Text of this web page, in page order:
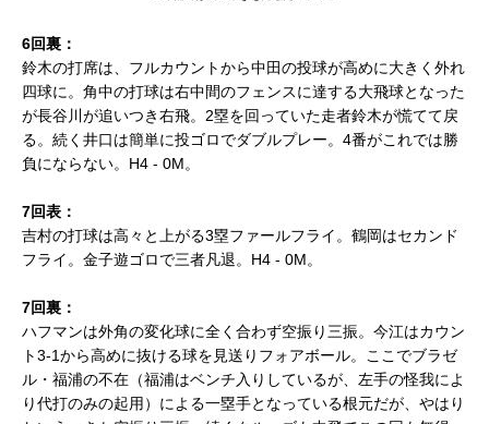
6回裏：
鈴木の打席は、フルカウントから中田の投球が高めに大きく外れ
四球に。角中の打球は右中間のフェンスに達する大飛球となった
が長谷川が追いつき右飛。2塁を回っていた走者鈴木が慌てて戻
る。続く井口は簡単に投ゴロでダブルプレー。4番がこれでは勝
負にならない。H4 - 0M。
7回表：
吉村の打球は高々と上がる3塁ファールフライ。鶴岡はセカンド
フライ。金子遊ゴロで三者凡退。H4 - 0M。
7回裏：
ハフマンは外角の変化球に全く合わず空振り三振。今江はカウン
ト3-1から高めに抜ける球を見送りフォアボール。ここでブラゼ
ル・福浦の不在（福浦はベンチ入りしているが、左手の怪我によ
り代打のみの起用）による一塁手となっている根元だが、やはり